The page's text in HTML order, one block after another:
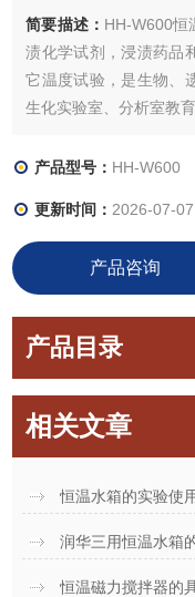
简要描述： HH-W600恒
渍化学试剂，浸渍药品
它温度试验，是生物、
生化实验室、分析室教育
产品型号： HH-W600
更新时间： 2026-07-07
产品咨询
产品目录
相关文章
恒温水箱的实验使
润华三用恒温水箱
恒温磁力搅拌器的